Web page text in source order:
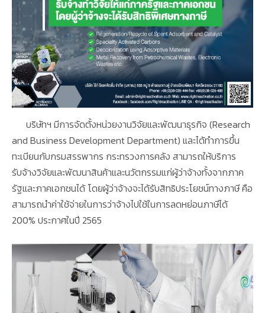
บริษัทฯ มีการจัดตั้งหน่วยงานวิจัยและพัฒนาธุรกิจ (Research
and Business Development Department) และได้ทำการขึ้น
ทะเบียนกับกรมสรรพากร กระทรวงการคลัง สามารถให้บริการ
รับจ้างวิจัยและพัฒนาสินค้าและนวัตกรรมแก่ผู้ว่าจ้างทั้งจากภาค
รัฐและภาคเอกชนได้ โดยผู้ว่าจ้างจะได้รับสิทธิประโยชน์ทางภาษี คือ
สามารถนำค่าใช้จ่ายในการว่าจ้างไปใช้ในการลดหย่อนภาษีได้
200% ประกาศในปี 2565